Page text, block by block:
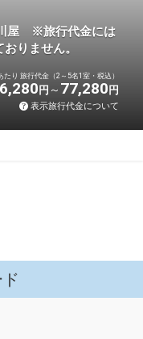
屋 ※旅行代金には
りません。
たり 旅行代金（2～5名1室・税込）
円 77,280 円
表示旅行代金について